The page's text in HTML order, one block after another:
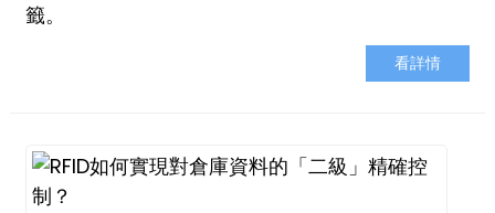
籤。
看詳情